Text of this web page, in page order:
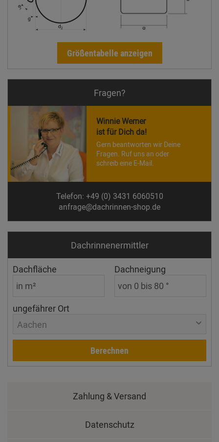
Größentabelle anzeigen
Fragen?
Winnie Werner
ist für Dich da!
Gern beantworten wir Deine
Fragen. Ruf uns an oder
schreib eine E-Mail.
Telefon: +49 (0) 3431 6060510
anfrage@dachrinnen-shop.de
Dachrinnen­ermittler
Dachfläche Dachneigung
ungefährer Ort
Aachen
Berechnen
Zahlung & Versand
Datenschutz